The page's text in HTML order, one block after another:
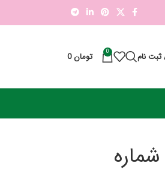
ثبت نام 0 تومان0